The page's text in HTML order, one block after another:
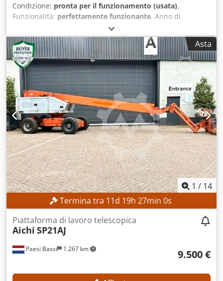
Condizione: pronta per il funzionamento (usata),
Funzionalità: perfettamente funzionante, Anno di
, ore di funzionamento:
macchina/veicolo:0200245029, altezza di lavoro:14.000
mm, CARATTERISTICHE TECNICHE Altezza di lavoro: 14 m
Trazione: 4 × 4 CARATTERISTICHE DELLA MACCHINA
Capacità di carico della piattaforma: max. 360 kg Numero
di persone: max. 2 Carico utile consentito: max. 200 kg
Forza manuale: max. 400 N Velocità del vento: max. 12,5
m/s Ore di funzionamento: 387 ore Crodpezrgxzjfx Ag Sof
ACCESSORI Caricabatterie Riferimento esterno: SL15850SP
Asta
1 / 14
Termina tra 11d 19h 26min 59s
Paesi Bassi 1.267 km
Piattaforma di lavoro telescopica
Aichi SP21AJ
9.500 €